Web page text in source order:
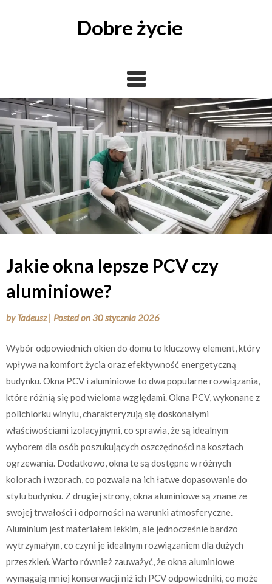
Dobre życie
Jakie okna lepsze PCV czy
aluminiowe?
byTadeusz | Posted on30 stycznia 2026
Wybór odpowiednich okien do domu to kluczowy element, który
wpływa na komfort życia oraz efektywność energetyczną
budynku. Okna PCV i aluminiowe to dwa popularne rozwiązania,
które różnią się pod wieloma względami. Okna PCV, wykonane z
polichlorku winylu, charakteryzują się doskonałymi
właściwościami izolacyjnymi, co sprawia, że są idealnym
wyborem dla osób poszukujących oszczędności na kosztach
ogrzewania. Dodatkowo, okna te są dostępne w różnych
kolorach i wzorach, co pozwala na ich łatwe dopasowanie do
stylu budynku. Z drugiej strony, okna aluminiowe są znane ze
swojej trwałości i odporności na warunki atmosferyczne.
Aluminium jest materiałem lekkim, ale jednocześnie bardzo
wytrzymałym, co czyni je idealnym rozwiązaniem dla dużych
przeszkleń. Warto również zauważyć, że okna aluminiowe
wymagają mniej konserwacji niż ich PCV odpowiedniki, co może